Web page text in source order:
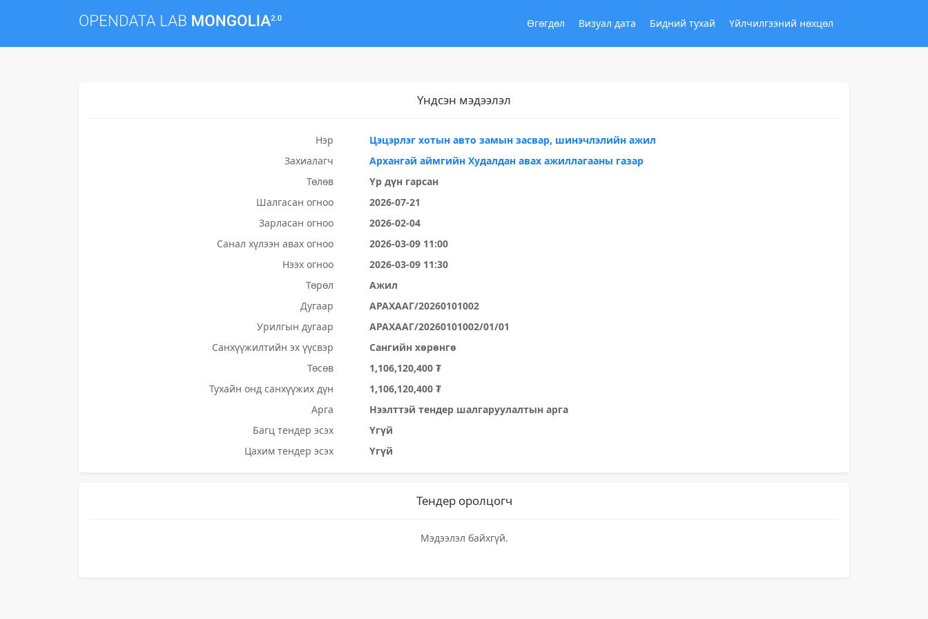
Өгөгдөл Визуал дата Бидний тухай Үйлчилгээний нөхцөл
Үндсэн мэдээлэл
Нэр
Цэцэрлэг хотын авто замын засвар, шинэчлэлийн ажил
Захиалагч
Архангай аймгийн Худалдан авах ажиллагааны газар
Төлөв
Үр дүн гарсан
Шалгасан огноо
2026-07-21
Зарласан огноо
2026-02-04
Санал хүлээн авах огноо
2026-03-09 11:00
Нээх огноо
2026-03-09 11:30
Төрөл
Ажил
Дугаар
АРАХААГ/20260101002
Урилгын дугаар
АРАХААГ/20260101002/01/01
Санхүүжилтийн эх үүсвэр
Сангийн хөрөнгө
Төсөв
1,106,120,400 ₮
Тухайн онд санхүүжих дүн
1,106,120,400 ₮
Арга
Нээлттэй тендер шалгаруулалтын арга
Багц тендер эсэх
Үгүй
Цахим тендер эсэх
Үгүй
Тендер оролцогч
Мэдээлэл байхгүй.